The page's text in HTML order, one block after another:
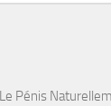
Pénis